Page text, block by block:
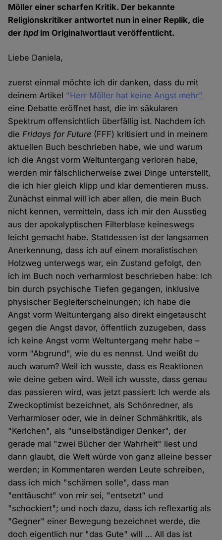
Möller einer scharfen Kritik. Der bekannte
Religionskritiker antwortet nun in einer Replik, die
derhpdim Originalwortlaut veröffentlicht.
Liebe Daniela,
zuerst einmal möchte ich dir danken, dass du mit
deinem Artikel "Herr Möller hat keine Angst mehr"
eine Debatte eröffnet hast, die im säkularen
Spektrum offensichtlich überfällig ist. Nachdem ich
dieFridays for Future (FFF) kritisiert und in meinem
aktuellen Buch beschrieben habe, wie und warum
ich die Angst vorm Weltuntergang verloren habe,
werden mir fälschlicherweise zwei Dinge unterstellt,
die ich hier gleich klipp und klar dementieren muss.
Zunächst einmal will ich aber allen, die mein Buch
nicht kennen, vermitteln, dass ich mir den Ausstieg
aus der apokalyptischen Filterblase keineswegs
leicht gemacht habe. Stattdessen ist der langsamen
Anerkennung, dass ich auf einem moralistischen
Holzweg unterwegs war, ein Zustand gefolgt, den
ich im Buch noch verharmlost beschrieben habe: Ich
bin durch psychische Tiefen gegangen, inklusive
physischer Begleiterscheinungen; ich habe die
Angst vorm Weltuntergang also direkt eingetauscht
gegen die Angst davor, öffentlich zuzugeben, dass
ich keine Angst vorm Weltuntergang mehr habe –
vorm "Abgrund", wie du es nennst. Und weißt du
auch warum? Weil ich wusste, dass es Reaktionen
wie deine geben wird. Weil ich wusste, dass genau
das passieren wird, was jetzt passiert: Ich werde als
Zweckoptimist bezeichnet, als Schönredner, als
Verharmloser oder, wie in deiner Schmähkritik, als
"Kerlchen", als "unselbständiger Denker", der
gerade mal "zwei Bücher der Wahrheit" liest und
dann glaubt, die Welt würde von ganz alleine besser
werden; in Kommentaren werden Leute schreiben,
dass ich mich "schämen solle", dass man
"enttäuscht" von mir sei, "entsetzt" und
"schockiert"; und noch dazu, dass ich reflexartig als
"Gegner" einer Bewegung bezeichnet werde, die
doch eigentlich nur "das Gute" will … All das ist